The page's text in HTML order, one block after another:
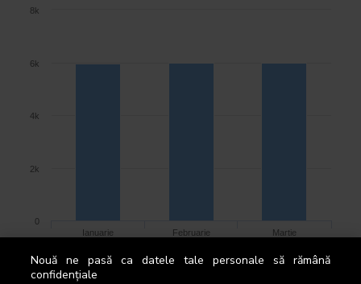
Tiraj mediu lunar per aparitie
Ianuarie Februarie Martie
0
2k
4k
6k
8k
Nouă ne pasă ca datele tale personale să rămână
confidențiale